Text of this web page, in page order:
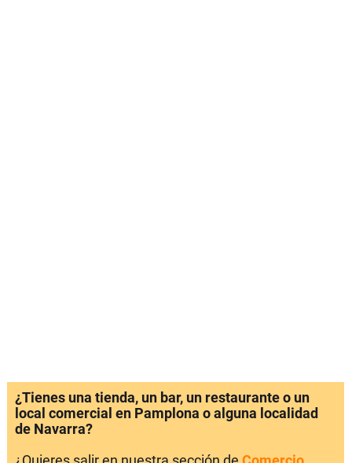
¿Tienes una tienda, un bar, un restaurante o un
local comercial en Pamplona o alguna localidad
de Navarra?